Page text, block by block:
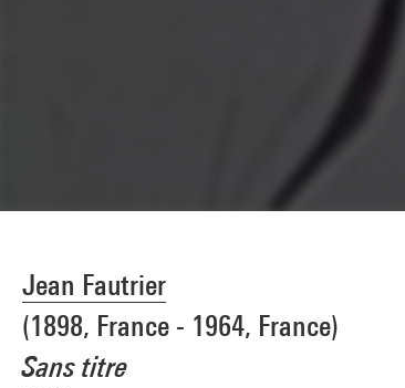
Jean Fautrier
(1898, France - 1964, France)
Sans titre